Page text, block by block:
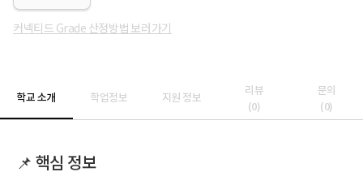
커넥티드 Grade 산정방법 보러가기
학교 소개 학업정보 지원 정보
리뷰
(0)
문의
(0)
📌 핵심 정보